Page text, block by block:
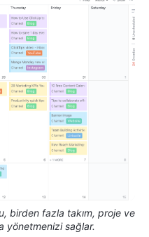
birden fazla takım, proje ve
yönetmenizi sağlar.